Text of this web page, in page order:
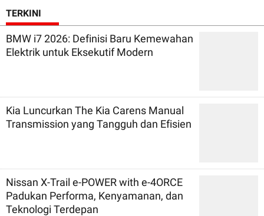
TERKINI
BMW i7 2026: Definisi Baru Kemewahan
Elektrik untuk Eksekutif Modern
Kia Luncurkan The Kia Carens Manual
Transmission yang Tangguh dan Efisien
Nissan X-Trail e-POWER with e-4ORCE
Padukan Performa, Kenyamanan, dan
Teknologi Terdepan